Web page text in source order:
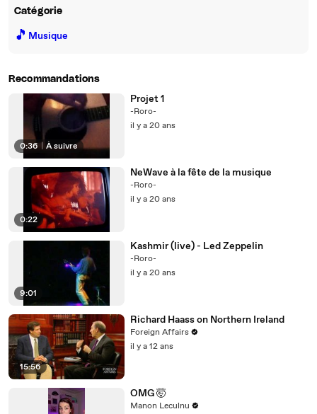
Catégorie
🎵 Musique
Recommandations
0:36 À suivre
Projet 1
-Roro-
il y a 20 ans
0:22
NeWave à la fête de la musique
-Roro-
il y a 20 ans
9:01
Kashmir (live) - Led Zeppelin
-Roro-
il y a 20 ans
15:56
Richard Haass on Northern Ireland
Foreign Affairs
il y a 12 ans
OMG 🤯
Manon Leculnu